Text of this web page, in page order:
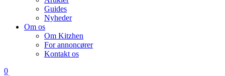
Guides
Nyheder
Om os
Om Kitzhen
For annoncører
Kontakt os
0